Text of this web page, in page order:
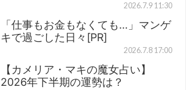
2026.7.9 11:30
「仕事もお金もなくても…」マンゲ
キで過ごした日々[PR]
2026.7.8 17:00
【カメリア・マキの魔女占い】
2026年下半期の運勢は？